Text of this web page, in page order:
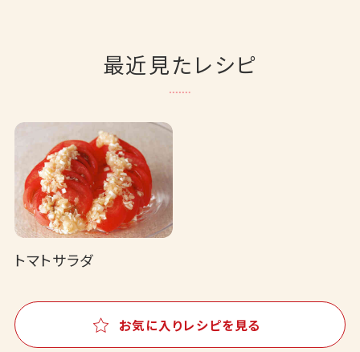
最近見たレシピ
トマトサラダ
お気に入りレシピを見る